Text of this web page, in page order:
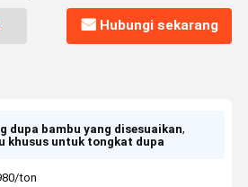
Hubungi sekarang
dupa bambu yang disesuaikan,
khusus untuk tongkat dupa
ton